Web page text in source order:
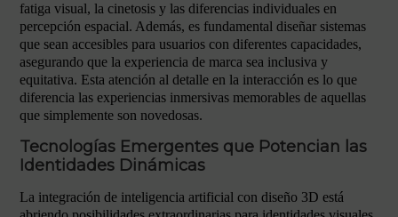
fatiga visual, la cinetosis y las diferencias individuales en
percepción espacial. Además, es fundamental diseñar sistemas
que sean accesibles para usuarios con diferentes capacidades,
asegurando que la experiencia de marca sea inclusiva y
equitativa. Esta atención al detalle en la interacción es lo que
diferencia las experiencias inmersivas memorables de aquellas
que simplemente son novedosas.
Tecnologías Emergentes que Potencian las
Identidades Dinámicas
La integración de inteligencia artificial con diseño 3D está